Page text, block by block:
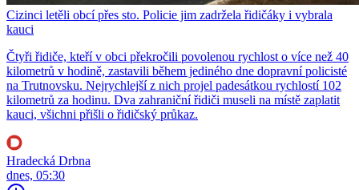
Cizinci letěli obcí přes sto. Policie jim zadržela řidičáky i vybrala
kauci
Čtyři řidiče, kteří v obci překročili povolenou rychlost o více než 40
kilometrů v hodině, zastavili během jediného dne dopravní policisté
na Trutnovsku. Nejrychlejší z nich projel padesátkou rychlostí 102
kilometrů za hodinu. Dva zahraniční řidiči museli na místě zaplatit
kauci, všichni přišli o řidičský průkaz.
Hradecká Drbna
dnes, 05:30